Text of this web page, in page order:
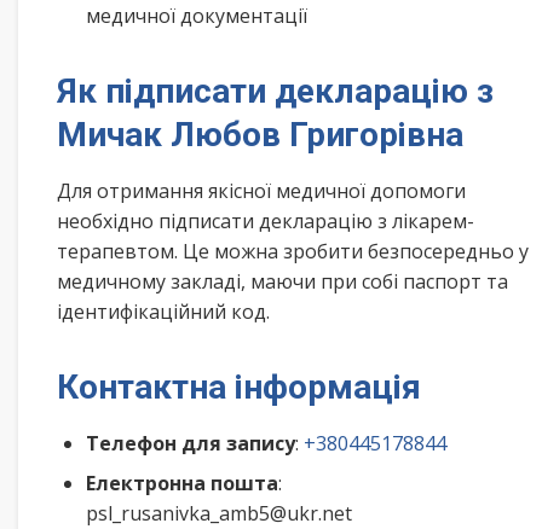
медичної документації
Як підписати декларацію з
Мичак Любов Григорівна
Для отримання якісної медичної допомоги
необхідно підписати декларацію з лікарем-
терапевтом. Це можна зробити безпосередньо у
медичному закладі, маючи при собі паспорт та
ідентифікаційний код.
Контактна інформація
Телефон для запису: +380445178844
Електронна пошта:
psl_rusanivka_amb5@ukr.net